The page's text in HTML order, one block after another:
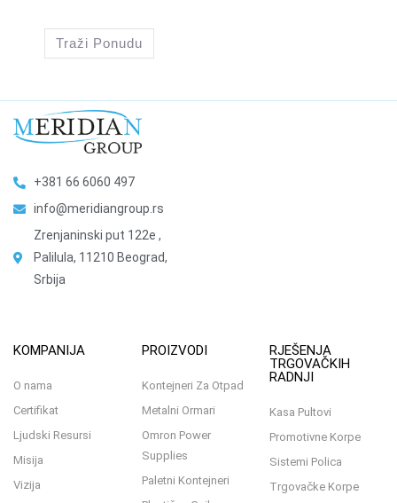
Traži Ponudu
+381 66 6060 497
info@meridiangroup.rs
Zrenjaninski put 122e ,
Palilula, 11210 Beograd,
Srbija
KOMPANIJA
O nama
Certifikat
Ljudski Resursi
Misija
Vizija
PROIZVODI
Kontejneri Za Otpad
Metalni Ormari
Omron Power
Supplies
Paletni Kontejneri
RJEŠENJA
TRGOVAČKIH
RADNJI
Kasa Pultovi
Promotivne Korpe
Sistemi Polica
Trgovačke Korpe